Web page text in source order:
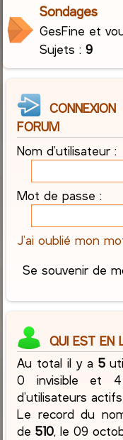
Sondages
GesFine et
Sujets :9
CONNEXION
FORUM
Nom d’utilisateur :
Mot de passe :
J’ai oublié mon
Se souvenir de
QUI EST EN
Au total il y a 5
0 invisible et 4
d’utilisateurs
Le record du
de510, le 09